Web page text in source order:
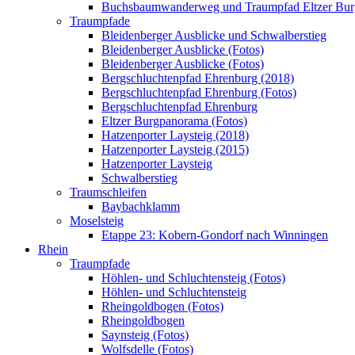
Buchsbaumwanderweg und Traumpfad Eltzer
Traumpfade
Bleidenberger Ausblicke und Schwalberstieg
Bleidenberger Ausblicke (Fotos)
Bleidenberger Ausblicke (Fotos)
Bergschluchtenpfad Ehrenburg (2018)
Bergschluchtenpfad Ehrenburg (Fotos)
Bergschluchtenpfad Ehrenburg
Eltzer Burgpanorama (Fotos)
Hatzenporter Laysteig (2018)
Hatzenporter Laysteig (2015)
Hatzenporter Laysteig
Schwalberstieg
Traumschleifen
Baybachklamm
Moselsteig
Etappe 23: Kobern-Gondorf nach Winningen
Rhein
Traumpfade
Höhlen- und Schluchtensteig (Fotos)
Höhlen- und Schluchtensteig
Rheingoldbogen (Fotos)
Rheingoldbogen
Saynsteig (Fotos)
Wolfsdelle (Fotos)